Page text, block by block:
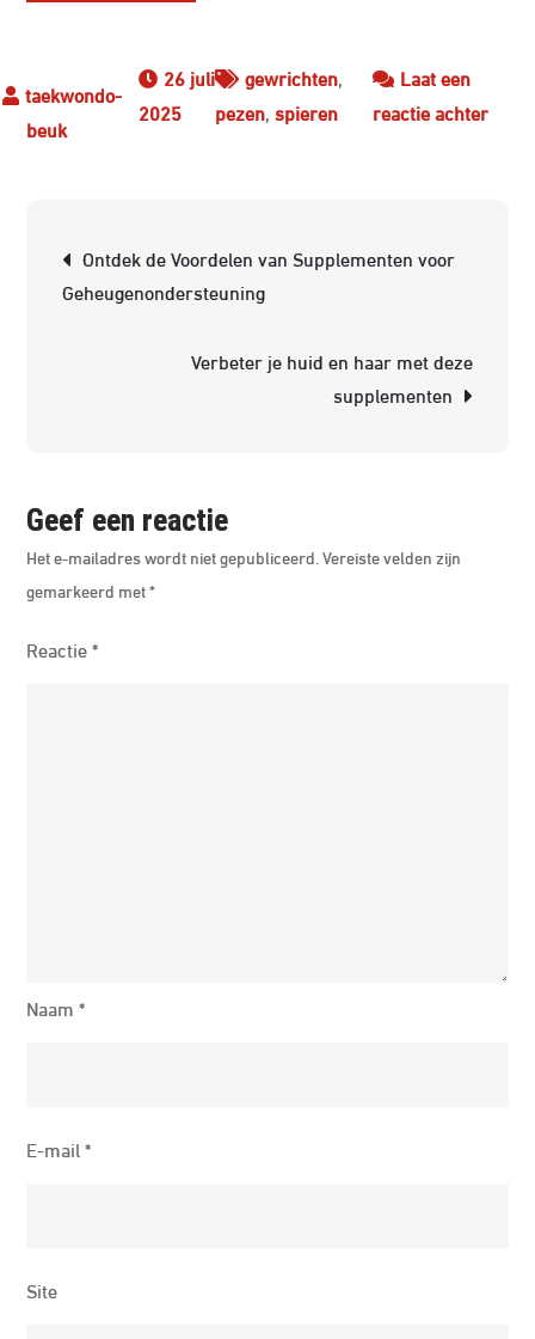
26 juli
2025
gewrichten,
pezen,spieren
Laat een
reactie achterop
Ontdek de Voordelen van Supplementen voor
Geheugenondersteuning
Verbeter je huid en haar met deze
supplementen
Geef een reactie
Het e-mailadres wordt niet gepubliceerd. Vereiste velden zijn
gemarkeerd met*
Reactie*
Naam*
E-mail*
Site